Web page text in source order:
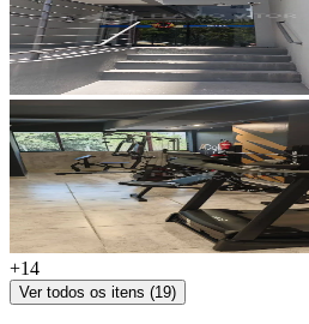
+14
Ver todos os itens (19)